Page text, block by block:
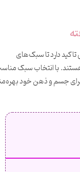
دارد تا سبک‌های
با انتخاب سبک
برای جسم و ذهن خود